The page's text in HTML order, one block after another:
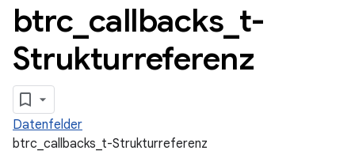
btrc callbacks t-
Strukturreferenz
Datenfelder
btrc_callbacks_t-Strukturreferenz